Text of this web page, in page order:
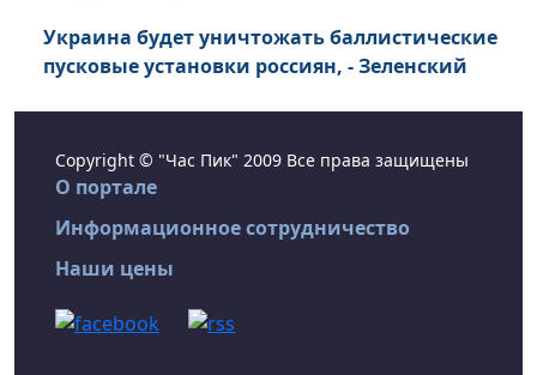
Украина будет уничтожать баллистические
пусковые установки россиян, - Зеленский
Copyright © "Час Пик" 2009 Все права защищены
О портале
Информационное сотрудничество
Наши цены